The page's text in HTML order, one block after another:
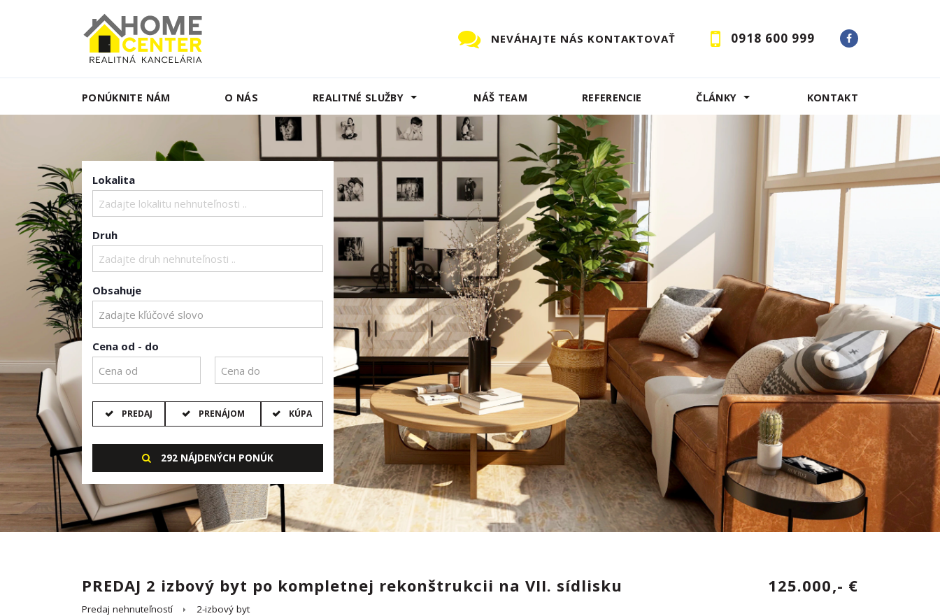
0918 600 999
NEVÁHAJTE NÁS KONTAKTOVAŤ
PONÚKNITE NÁM O NÁS REALITNÉ SLUŽBY NÁŠ TEAM REFERENCIE ČLÁNKY KONTAKT
Lokalita
Zadajte lokalitu nehnuteľnosti ..
Druh
Zadajte druh nehnuteľnosti ..
Obsahuje
Cena od - do
PREDAJ PRENÁJOM KÚPA
292 NÁJDENÝCH PONÚK
PREDAJ 2 izbový byt po kompletnej rekonštrukcii na VII. sídlisku 125.000,- €
Predaj nehnuteľností 2-izbový byt